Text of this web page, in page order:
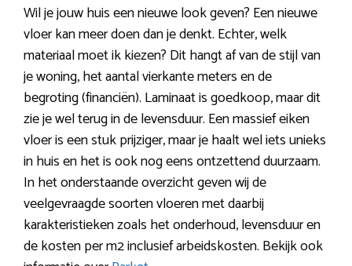
Wil je jouw huis een nieuwe look geven? Een nieuwe
vloer kan meer doen dan je denkt. Echter, welk
materiaal moet ik kiezen? Dit hangt af van de stijl van
je woning, het aantal vierkante meters en de
begroting (financiën). Laminaat is goedkoop, maar dit
zie je wel terug in de levensduur. Een massief eiken
vloer is een stuk prijziger, maar je haalt wel iets unieks
in huis en het is ook nog eens ontzettend duurzaam.
In het onderstaande overzicht geven wij de
veelgevraagde soorten vloeren met daarbij
karakteristieken zoals het onderhoud, levensduur en
de kosten per m2 inclusief arbeidskosten. Bekijk ook